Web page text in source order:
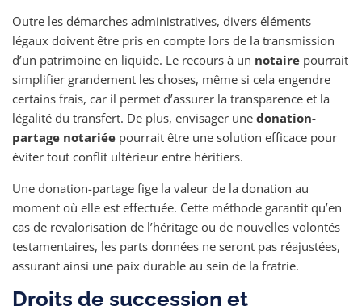
Outre les démarches administratives, divers éléments
légaux doivent être pris en compte lors de la transmission
d’un patrimoine en liquide. Le recours à un notaire pourrait
simplifier grandement les choses, même si cela engendre
certains frais, car il permet d’assurer la transparence et la
légalité du transfert. De plus, envisager une donation-
partage notariée pourrait être une solution efficace pour
éviter tout conflit ultérieur entre héritiers.
Une donation-partage fige la valeur de la donation au
moment où elle est effectuée. Cette méthode garantit qu’en
cas de revalorisation de l’héritage ou de nouvelles volontés
testamentaires, les parts données ne seront pas réajustées,
assurant ainsi une paix durable au sein de la fratrie.
Droits de succession et